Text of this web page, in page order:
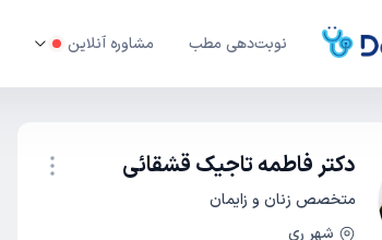
نوبت‌دهی مطب مشاوره آنلاین
دکتر فاطمه تاجیک قشقائی
متخصص زنان و زایمان
شهر ری